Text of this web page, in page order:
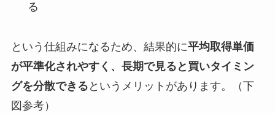
る
という仕組みになるため、結果的に平均取得単価
が平準化されやすく、長期で見ると買いタイミン
グを分散できる というメリットがあります。（下
図参考）